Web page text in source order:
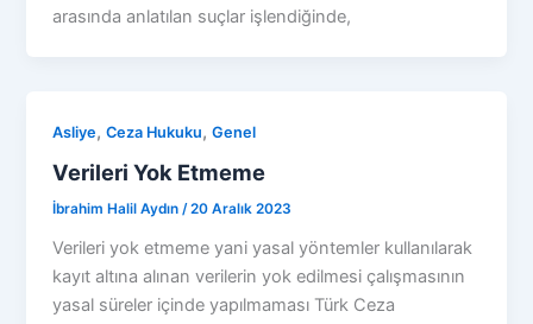
arasında anlatılan suçlar işlendiğinde,
Asliye,Ceza Hukuku,Genel
Verileri Yok Etmeme
İbrahim Halil Aydın/20 Aralık 2023
Verileri yok etmeme yani yasal yöntemler kullanılarak
kayıt altına alınan verilerin yok edilmesi çalışmasının
yasal süreler içinde yapılmaması Türk Ceza